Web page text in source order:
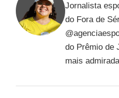
Jornalista
do Fora de
do Prêmio de
mais